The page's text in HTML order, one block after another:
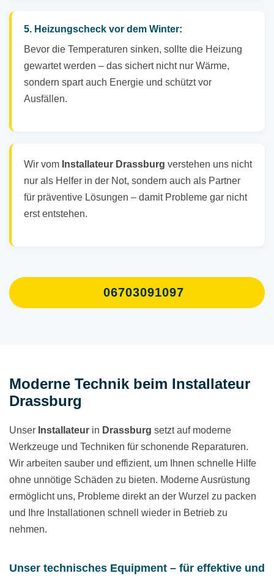
5. Heizungscheck vor dem Winter:
Bevor die Temperaturen sinken, sollte die Heizung
gewartet werden – das sichert nicht nur Wärme,
sondern spart auch Energie und schützt vor
Ausfällen.
Wir vom Installateur Drassburg verstehen uns nicht
nur als Helfer in der Not, sondern auch als Partner
für präventive Lösungen – damit Probleme gar nicht
erst entstehen.
06703091097
Moderne Technik beim Installateur
Drassburg
Unser Installateur in Drassburg setzt auf moderne
Werkzeuge und Techniken für schonende Reparaturen.
Wir arbeiten sauber und effizient, um Ihnen schnelle Hilfe
ohne unnötige Schäden zu bieten. Moderne Ausrüstung
ermöglicht uns, Probleme direkt an der Wurzel zu packen
und Ihre Installationen schnell wieder in Betrieb zu
nehmen.
Unser technisches Equipment – für effektive und